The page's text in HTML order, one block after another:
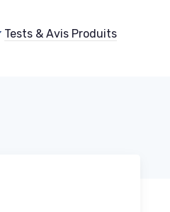
Tests & Avis Produits